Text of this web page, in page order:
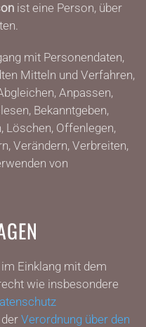
ist eine Person, über
mit Personendaten,
Mitteln und Verfahren,
Anpassen,
Bekanntgeben,
Löschen, Offenlegen,
Verändern, Verbreiten,
von
Einklang mit dem
wie insbesondere
Verordnung über den